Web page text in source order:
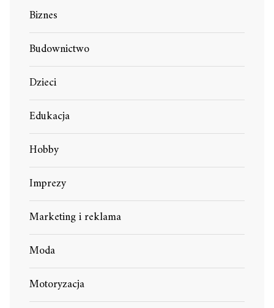
Biznes
Budownictwo
Dzieci
Edukacja
Hobby
Imprezy
Marketing i reklama
Moda
Motoryzacja